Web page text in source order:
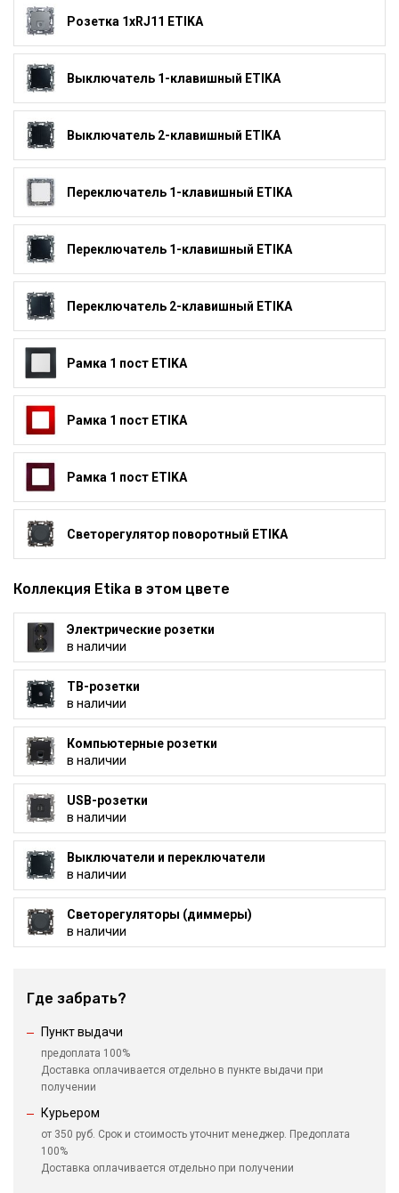
Розетка 1xRJ11 ETIKA
Выключатель 1-клавишный ETIKA
Выключатель 2-клавишный ETIKA
Переключатель 1-клавишный ETIKA
Переключатель 1-клавишный ETIKA
Переключатель 2-клавишный ETIKA
Рамка 1 пост ETIKA
Рамка 1 пост ETIKA
Рамка 1 пост ETIKA
Светорегулятор поворотный ETIKA
Коллекция Etika в этом цвете
Электрические розетки
в наличии
ТВ-розетки
в наличии
Компьютерные розетки
в наличии
USB-розетки
в наличии
Выключатели и переключатели
в наличии
Светорегуляторы (диммеры)
в наличии
Где забрать?
Пункт выдачи
предоплата 100%
Доставка оплачивается отдельно в пункте выдачи при
получении
Курьером
от 350 руб. Срок и стоимость уточнит менеджер. Предоплата
100%
Доставка оплачивается отдельно при получении